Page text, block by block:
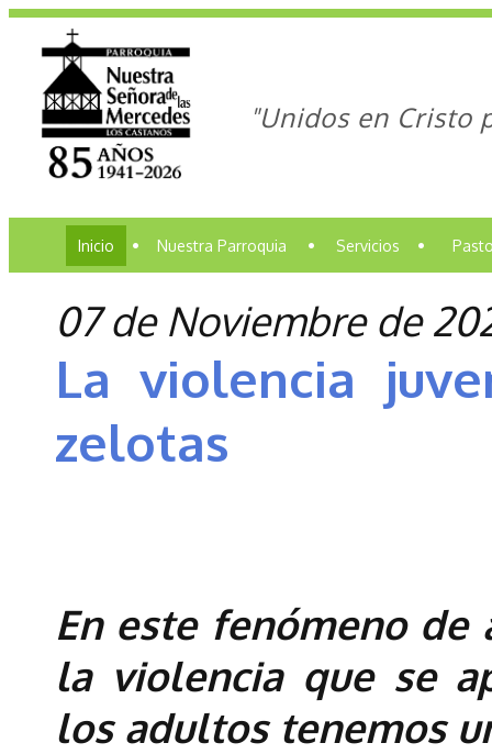
"Unidos en Cristo
Inicio • Nuestra Parroquia • Servicios •
07 de Noviembre de
La violencia
zelotas
En este fenómeno de
la violencia que se
los adultos tenemos